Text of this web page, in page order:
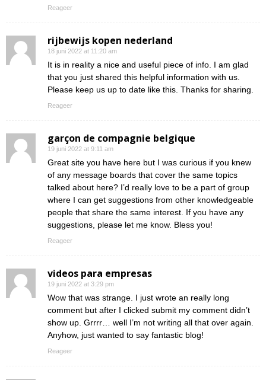
Reageer
rijbewijs kopen nederland
18 juni 2022 at 11:20 am
It is in reality a nice and useful piece of info. I am glad
that you just shared this helpful information with us.
Please keep us up to date like this. Thanks for sharing.
Reageer
garçon de compagnie belgique
19 juni 2022 at 9:11 am
Great site you have here but I was curious if you knew
of any message boards that cover the same topics
talked about here? I’d really love to be a part of group
where I can get suggestions from other knowledgeable
people that share the same interest. If you have any
suggestions, please let me know. Bless you!
Reageer
videos para empresas
19 juni 2022 at 3:29 pm
Wow that was strange. I just wrote an really long
comment but after I clicked submit my comment didn’t
show up. Grrrr… well I’m not writing all that over again.
Anyhow, just wanted to say fantastic blog!
Reageer